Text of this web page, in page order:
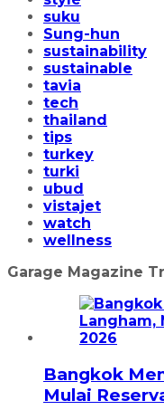
suku
Sung-hun
sustainability
sustainable
tavia
tech
thailand
tips
turkey
turki
ubud
vistajet
watch
wellness
Garage Magazine
Bangkok
Mulai